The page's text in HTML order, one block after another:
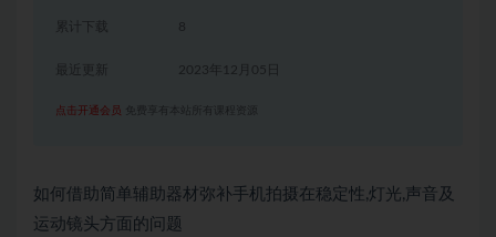
累计下载 8
2023年12月05日
点击开通会员 免费享有本站所有课程资源
如何借助简单辅助器材弥补手机拍摄在稳定性,灯光,声音及
运动镜头方面的问题